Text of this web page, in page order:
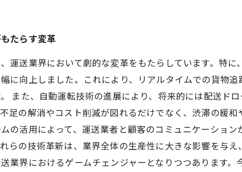
たらす変革
運送業界において劇的な変革をもたらしています。特
に向上しました。これにより、リアルタイムでの貨物
また、自動運転技術の進展により、将来的には配送ド
足の解消やコスト削減が図れるだけでなく、渋滞の緩
の活用によって、運送業者と顧客のコミュニケーショ
らの技術革新は、業界全体の生産性に大きな影響を与
業界におけるゲームチェンジャーとなりつつあります